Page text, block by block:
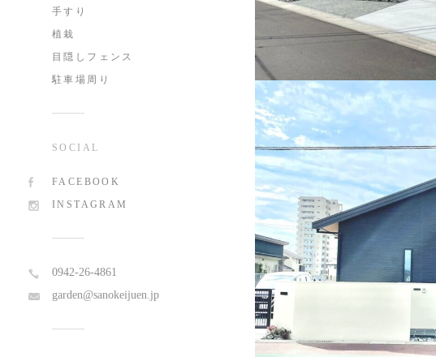
手すり
植栽
目隠しフェンス
駐車場周り
SOCIAL
FACEBOOK
INSTAGRAM
0942-26-4861
garden@sanokeijuen.jp